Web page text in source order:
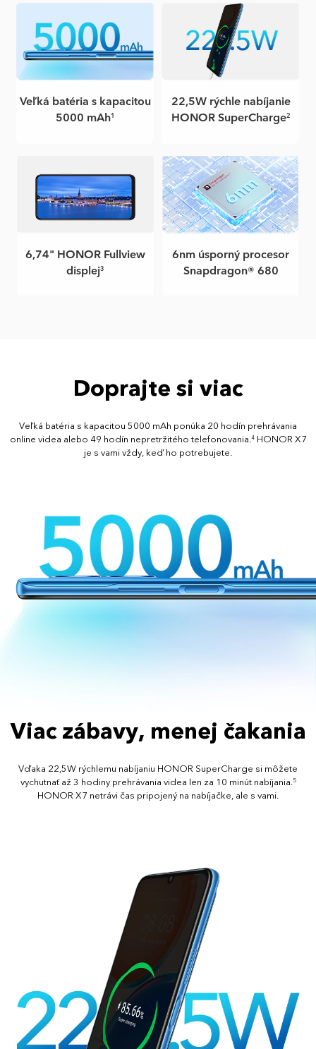
Veľká batéria s kapacitou
5000 mAh1
22,5W rýchle nabíjanie
HONOR SuperCharge2
6,74" HONOR Fullview
displej3
6nm úsporný procesor
Snapdragon® 680
Doprajte si viac
Veľká batéria s kapacitou 5000 mAh ponúka 20 hodín prehrávania
online videa alebo 49 hodín nepretržitého telefonovania.4HONOR X7
je s vami vždy, keď ho potrebujete.
Viac zábavy, menej čakania
Vďaka 22,5W rýchlemu nabíjaniu HONOR SuperCharge si môžete
vychutnať až 3 hodiny prehrávania videa len za 10 minút nabíjania.5
HONOR X7 netrávi čas pripojený na nabíjačke, ale s vami.